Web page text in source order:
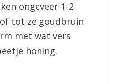
ongeveer 1-2
tot ze goudbruin
met wat vers
honing.